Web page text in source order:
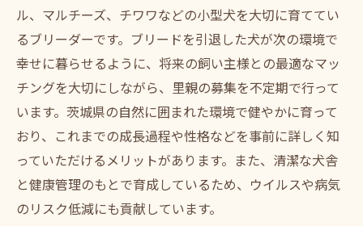
ル、マルチーズ、チワワなどの小型犬を大切に育ててい
るブリーダーです。ブリードを引退した犬が次の環境で
幸せに暮らせるように、将来の飼い主様との最適なマッ
チングを大切にしながら、里親の募集を不定期で行って
います。茨城県の自然に囲まれた環境で健やかに育って
おり、これまでの成長過程や性格などを事前に詳しく知
っていただけるメリットがあります。また、清潔な犬舎
と健康管理のもとで育成しているため、ウイルスや病気
のリスク低減にも貢献しています。